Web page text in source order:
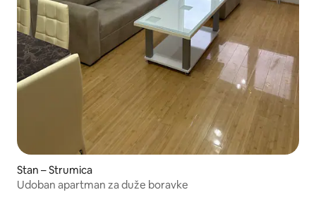
Stan – Strumica
Udoban apartman za duže boravke